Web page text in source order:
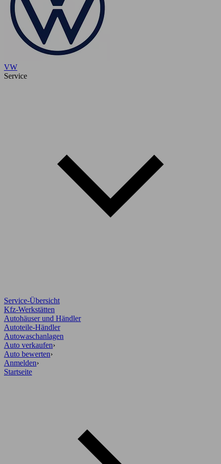
VW
Service
Service-Übersicht
Kfz-Werkstätten
Autohäuser und Händler
Autoteile-Händler
Autowaschanlagen
Auto verkaufen›
Auto bewerten›
Anmelden›
Startseite